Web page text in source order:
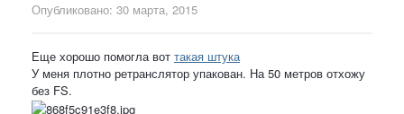
Опубликовано: 30 марта, 2015
Еще хорошо помогла вот такая штука
У меня плотно ретранслятор упакован. На 50 метров отхожу
без FS.